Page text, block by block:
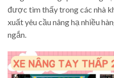
được tìm thấy trong các nhà
xuất yêu cầu nâng hạ nhiều
ngắn.